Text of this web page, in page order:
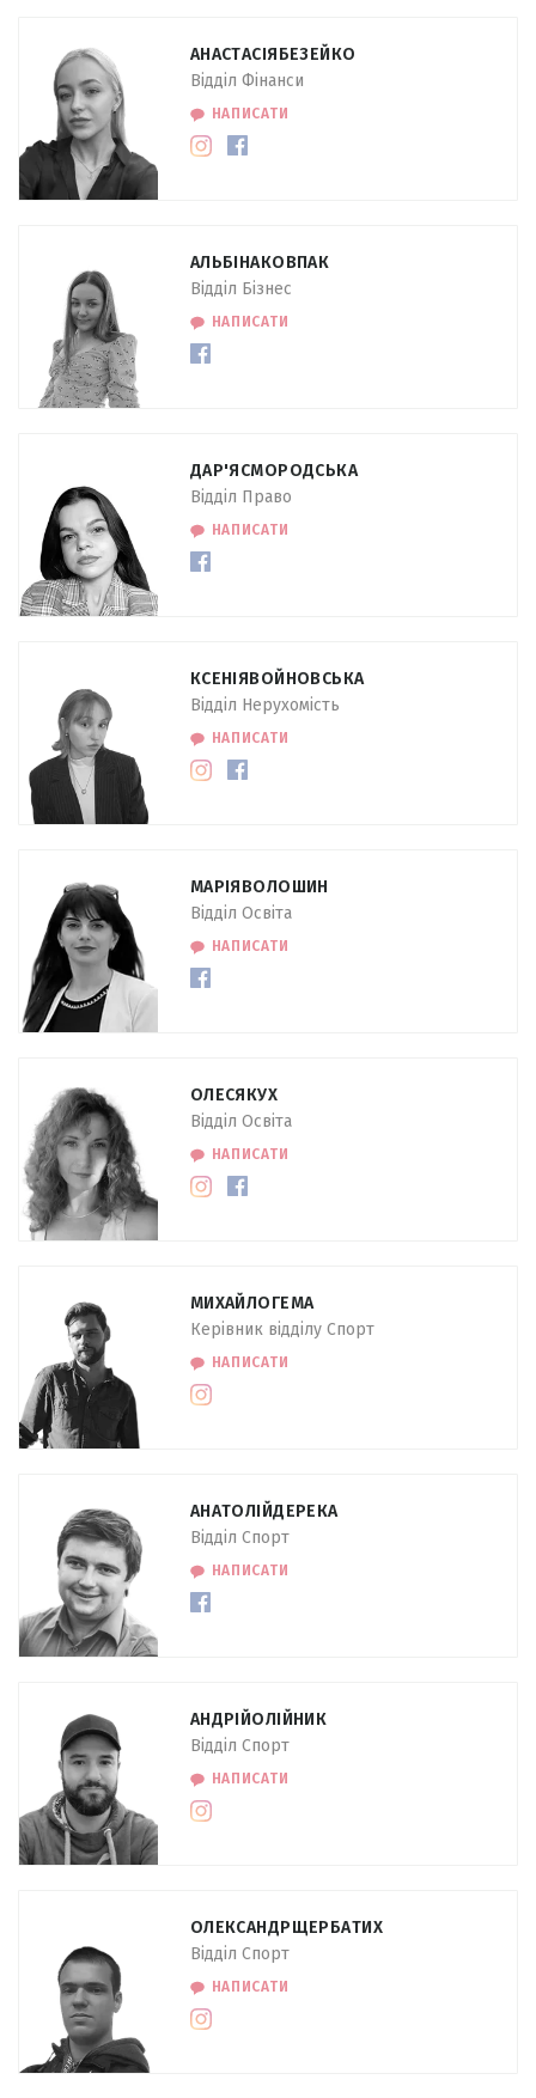
АНАСТАСІЯБЕЗЕЙКО
Відділ Фінанси
НАПИСАТИ
АЛЬБІНАКОВПАК
Відділ Бізнес
НАПИСАТИ
ДАР'ЯСМОРОДСЬКА
Відділ Право
НАПИСАТИ
КСЕНІЯВОЙНОВСЬКА
Відділ Нерухомість
НАПИСАТИ
МАРІЯВОЛОШИН
Відділ Освіта
НАПИСАТИ
ОЛЕСЯКУХ
Відділ Освіта
НАПИСАТИ
МИХАЙЛОГЕМА
Керівник відділу Спорт
НАПИСАТИ
АНАТОЛІЙДЕРЕКА
Відділ Спорт
НАПИСАТИ
АНДРІЙОЛІЙНИК
Відділ Спорт
НАПИСАТИ
ОЛЕКСАНДРЩЕРБАТИХ
Відділ Спорт
НАПИСАТИ